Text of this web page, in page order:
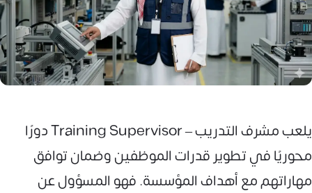
يلعب مشرف التدريب – Training Supervisor دورًا
محوريًا في تطوير قدرات الموظفين وضمان توافق
مهاراتهم مع أهداف المؤسسة. فهو المسؤول عن